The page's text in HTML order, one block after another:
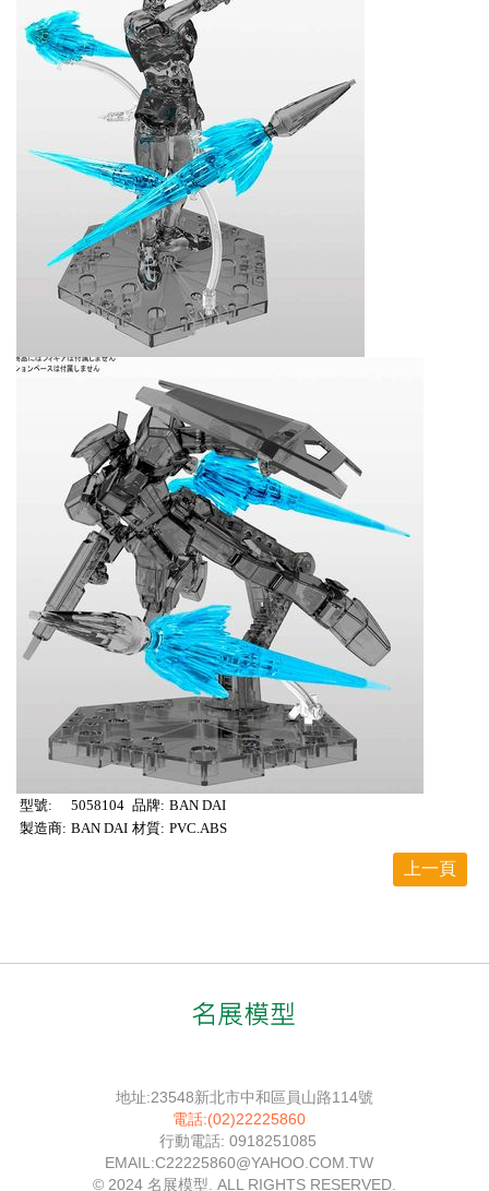
型號: 5058104 品牌: BAN DAI
製造商: BAN DAI 材質: PVC.ABS
上一頁
地址:23548新北市中和區員山路114號
電話:(02)22225860
行動電話: 0918251085
EMAIL:C22225860@YAHOO.COM.TW
© 2024 名展模型. ALL RIGHTS RESERVED.